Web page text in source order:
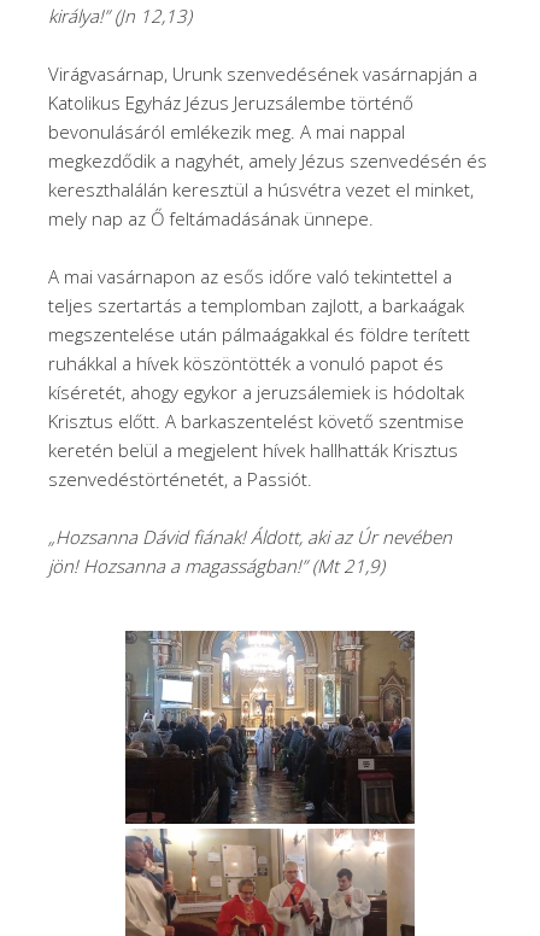
királya!” (Jn 12,13)
Virágvasárnap, Urunk szenvedésének vasárnapján a
Katolikus Egyház Jézus Jeruzsálembe történő
bevonulásáról emlékezik meg. A mai nappal
megkezdődik a nagyhét, amely Jézus szenvedésén és
kereszthalálán keresztül a húsvétra vezet el minket,
mely nap az Ő feltámadásának ünnepe.
A mai vasárnapon az esős időre való tekintettel a
teljes szertartás a templomban zajlott, a barkaágak
megszentelése után pálmaágakkal és földre terített
ruhákkal a hívek köszöntötték a vonuló papot és
kíséretét, ahogy egykor a jeruzsálemiek is hódoltak
Krisztus előtt. A barkaszentelést követő szentmise
keretén belül a megjelent hívek hallhatták Krisztus
szenvedéstörténetét, a Passiót.
„Hozsanna Dávid fiának! Áldott, aki az Úr nevében
jön! Hozsanna a magasságban!” (Mt 21,9)